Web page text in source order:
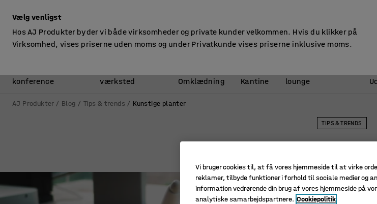
konference
værksted
Omklædning Kantine
lounge
AJ Produkter Blog Tips & trends Kunstige planter
TIPS & TRENDS
Vælg venligst
Hos AJ Produkter byder vi både virksomheder og private kunder velkommen. Hvis du klikker på
Virksomhed, vises priserne uden moms og under Privatkunde vises priserne inklusive moms.
Vi bruger cookies til, at få vores hjemmeside til at virke
reklamer, tilbyde funktioner i forhold til sociale medier og
information vedrørende din brug af vores hjemmeside på
analytiske samarbejdspartnere. Cookiepolitik